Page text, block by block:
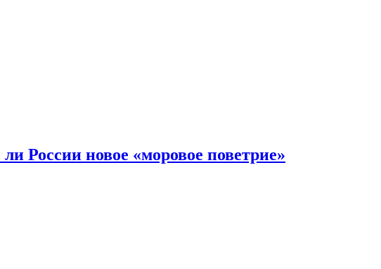
России новое «моровое поветрие»